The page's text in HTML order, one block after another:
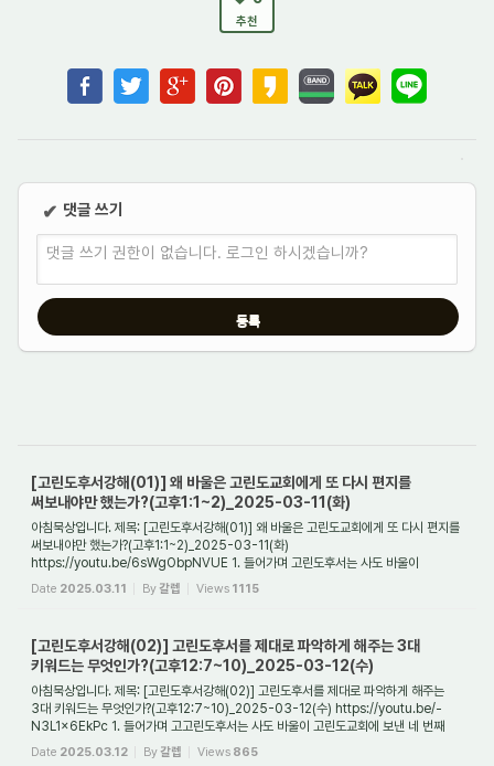
추천
✔ 댓글 쓰기
댓글 쓰기 권한이 없습니다. 로그인 하시겠습니까?
[고린도후서강해(01)] 왜 바울은 고린도교회에게 또 다시 편지를
써보내야만 했는가?(고후1:1~2)_2025-03-11(화)
아침묵상입니다. 제목: [고린도후서강해(01)] 왜 바울은 고린도교회에게 또 다시 편지를
써보내야만 했는가?(고후1:1~2)_2025-03-11(화)
https://youtu.be/6sWgObpNVUE 1. 들어가며 고린도후서는 사도 바울이
고린도교회에게 고린도전서를 보낸 후 약 6개월 정...
Date 2025.03.11 By갈렙 Views 1115
[고린도후서강해(02)] 고린도후서를 제대로 파악하게 해주는 3대
키워드는 무엇인가?(고후12:7~10)_2025-03-12(수)
아침묵상입니다. 제목: [고린도후서강해(02)] 고린도후서를 제대로 파악하게 해주는
3대 키워드는 무엇인가?(고후12:7~10)_2025-03-12(수) https://youtu.be/-
N3L1x6EkPc 1. 들어가며 고고린도후서는 사도 바울이 고린도교회에 보낸 네 번째
서신이다. 첫 번째...
Date 2025.03.12 By갈렙 Views 865